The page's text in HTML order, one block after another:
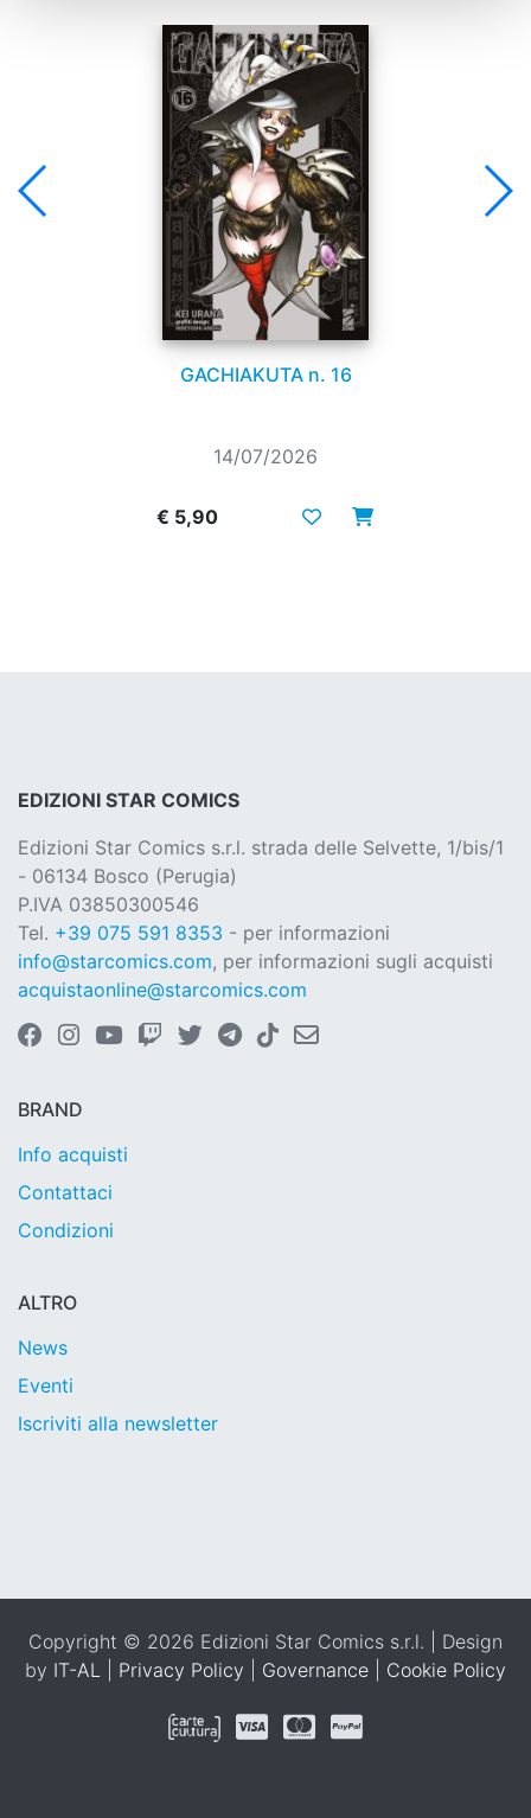
GACHIAKUTA n. 16
14/07/2026
€ 5,90
EDIZIONI STAR COMICS
Edizioni Star Comics s.r.l. strada delle Selvette, 1/bis/1
- 06134 Bosco (Perugia)
P.IVA 03850300546
Tel. +39 075 591 8353 - per informazioni
info@starcomics.com, per informazioni sugli acquisti
acquistaonline@starcomics.com
BRAND
Info acquisti
Contattaci
Condizioni
ALTRO
News
Eventi
Iscriviti alla newsletter
Copyright © 2026 Edizioni Star Comics s.r.l. | Design
by IT-AL Privacy Policy Governance Cookie Policy